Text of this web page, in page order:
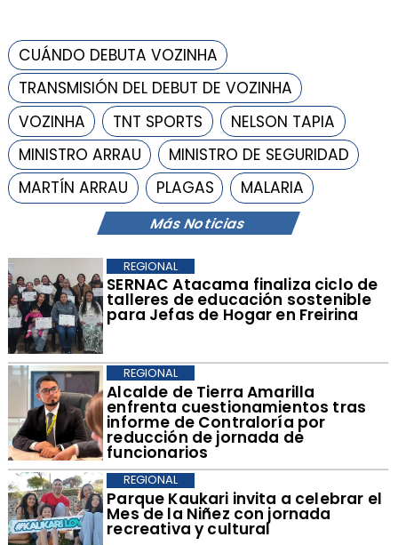
Más Noticias
SERNAC Atacama finaliza ciclo de
talleres de educación sostenible
para Jefas de Hogar en Freirina
REGIONAL
​Alcalde de Tierra Amarilla
enfrenta cuestionamientos tras
informe de Contraloría por
reducción de jornada de
funcionarios
REGIONAL
Parque Kaukari invita a celebrar el
Mes de la Niñez con jornada
recreativa y cultural
REGIONAL
CUÁNDO DEBUTA VOZINHA
TRANSMISIÓN DEL DEBUT DE VOZINHA
VOZINHA
TNT SPORTS
NELSON TAPIA
MINISTRO ARRAU
MINISTRO DE SEGURIDAD
MARTÍN ARRAU
PLAGAS MALARIA